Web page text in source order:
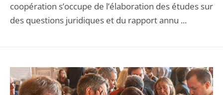
coopération s’occupe de l’élaboration des études sur
des questions juridiques et du rapport annu ...